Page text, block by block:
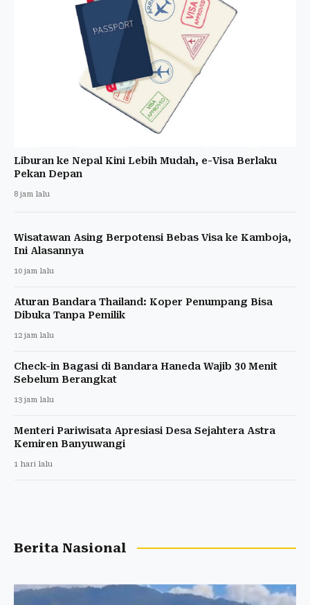
Liburan ke Nepal Kini Lebih Mudah, e-Visa Berlaku
Pekan Depan
8 jam lalu
Wisatawan Asing Berpotensi Bebas Visa ke Kamboja,
Ini Alasannya
10 jam lalu
Aturan Bandara Thailand: Koper Penumpang Bisa
Dibuka Tanpa Pemilik
12 jam lalu
Check-in Bagasi di Bandara Haneda Wajib 30 Menit
Sebelum Berangkat
13 jam lalu
Menteri Pariwisata Apresiasi Desa Sejahtera Astra
Kemiren Banyuwangi
1 hari lalu
Berita Nasional